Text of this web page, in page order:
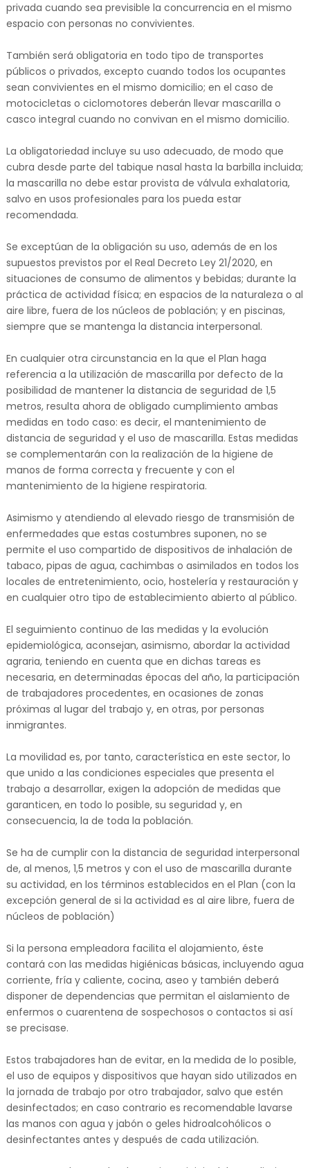
privada cuando sea previsible la concurrencia en el mismo
espacio con personas no convivientes.
También será obligatoria en todo tipo de transportes
públicos o privados, excepto cuando todos los ocupantes
sean convivientes en el mismo domicilio; en el caso de
motocicletas o ciclomotores deberán llevar mascarilla o
casco integral cuando no convivan en el mismo domicilio.
La obligatoriedad incluye su uso adecuado, de modo que
cubra desde parte del tabique nasal hasta la barbilla incluida;
la mascarilla no debe estar provista de válvula exhalatoria,
salvo en usos profesionales para los pueda estar
recomendada.
Se exceptúan de la obligación su uso, además de en los
supuestos previstos por el Real Decreto Ley 21/2020, en
situaciones de consumo de alimentos y bebidas; durante la
práctica de actividad física; en espacios de la naturaleza o al
aire libre, fuera de los núcleos de población; y en piscinas,
siempre que se mantenga la distancia interpersonal.
En cualquier otra circunstancia en la que el Plan haga
referencia a la utilización de mascarilla por defecto de la
posibilidad de mantener la distancia de seguridad de 1,5
metros, resulta ahora de obligado cumplimiento ambas
medidas en todo caso: es decir, el mantenimiento de
distancia de seguridad y el uso de mascarilla. Estas medidas
se complementarán con la realización de la higiene de
manos de forma correcta y frecuente y con el
mantenimiento de la higiene respiratoria.
Asimismo y atendiendo al elevado riesgo de transmisión de
enfermedades que estas costumbres suponen, no se
permite el uso compartido de dispositivos de inhalación de
tabaco, pipas de agua, cachimbas o asimilados en todos los
locales de entretenimiento, ocio, hostelería y restauración y
en cualquier otro tipo de establecimiento abierto al público.
El seguimiento continuo de las medidas y la evolución
epidemiológica, aconsejan, asimismo, abordar la actividad
agraria, teniendo en cuenta que en dichas tareas es
necesaria, en determinadas épocas del año, la participación
de trabajadores procedentes, en ocasiones de zonas
próximas al lugar del trabajo y, en otras, por personas
inmigrantes.
La movilidad es, por tanto, característica en este sector, lo
que unido a las condiciones especiales que presenta el
trabajo a desarrollar, exigen la adopción de medidas que
garanticen, en todo lo posible, su seguridad y, en
consecuencia, la de toda la población.
Se ha de cumplir con la distancia de seguridad interpersonal
de, al menos, 1,5 metros y con el uso de mascarilla durante
su actividad, en los términos establecidos en el Plan (con la
excepción general de si la actividad es al aire libre, fuera de
núcleos de población)
Si la persona empleadora facilita el alojamiento, éste
contará con las medidas higiénicas básicas, incluyendo agua
corriente, fría y caliente, cocina, aseo y también deberá
disponer de dependencias que permitan el aislamiento de
enfermos o cuarentena de sospechosos o contactos si así
se precisase.
Estos trabajadores han de evitar, en la medida de lo posible,
el uso de equipos y dispositivos que hayan sido utilizados en
la jornada de trabajo por otro trabajador, salvo que estén
desinfectados; en caso contrario es recomendable lavarse
las manos con agua y jabón o geles hidroalcohólicos o
desinfectantes antes y después de cada utilización.